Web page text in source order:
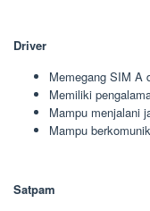
Driver
Memegang SIM A
Memiliki
Mampu menjalani
Mampu
Satpam